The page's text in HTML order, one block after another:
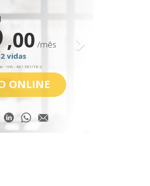
,00 /mês
vidas
- ANS - 481.381/18-2
ONLINE